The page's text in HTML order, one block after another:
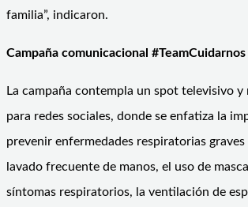
familia”, indicaron.
Campaña comunicacional #TeamCuidarnos
La campaña contempla un spot televisivo
para redes sociales, donde se enfatiza la
prevenir enfermedades respiratorias graves
lavado frecuente de manos, el uso de
síntomas respiratorios, la ventilación de